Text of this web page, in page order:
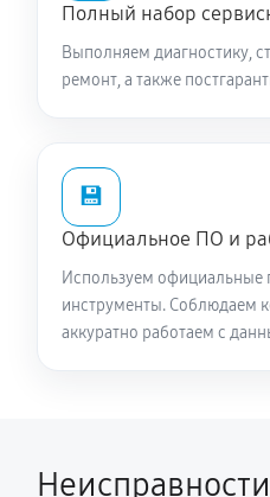
Полный набор
Выполняем диагностику,
ремонт, а также
💾
Официальное ПО и
Используем официальные
инструменты. Соблюдаем
аккуратно работаем с